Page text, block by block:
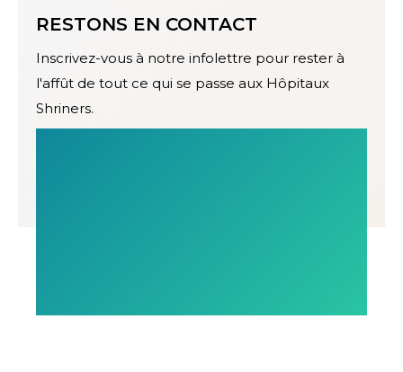
RESTONS EN CONTACT
Inscrivez-vous à notre infolettre pour rester à
l'affût de tout ce qui se passe aux Hôpitaux
Shriners.